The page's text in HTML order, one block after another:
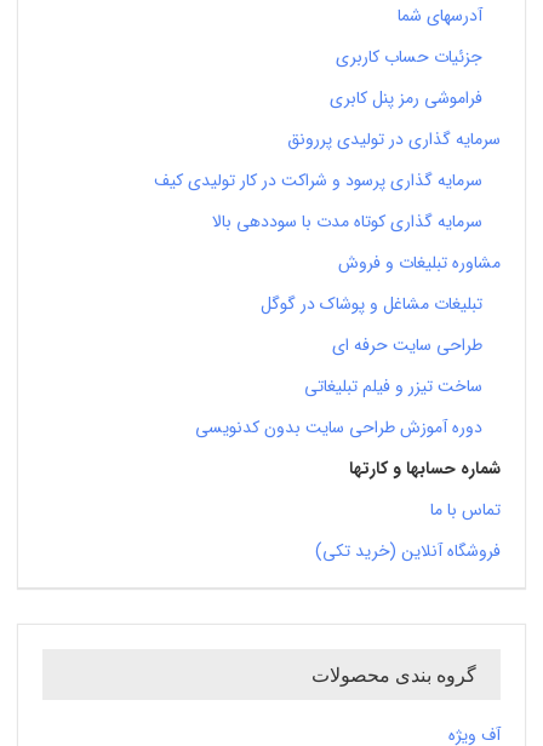
آدرسهای شما
جزئیات حساب کاربری
فراموشی رمز پنل کابری
سرمایه گذاری در تولیدی پررونق
سرمایه گذاری پرسود و شراکت در کار تولیدی کیف
سرمایه گذاری کوتاه مدت با سوددهی بالا
مشاوره تبلیغات و فروش
تبلیغات مشاغل و پوشاک در گوگل
طراحی سایت حرفه ای
ساخت تیزر و فیلم تبلیغاتی
دوره آموزش طراحی سایت بدون کدنویسی
شماره حسابها و کارتها
تماس با ما
فروشگاه آنلاین (خرید تکی)
گروه بندی محصولات
آف ویژه